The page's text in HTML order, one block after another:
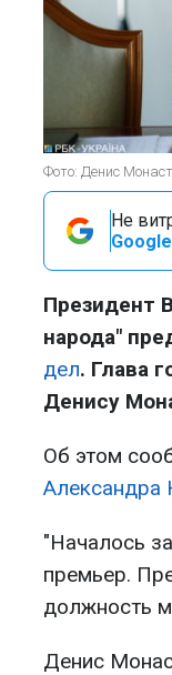
Фото: Денис
Не
Google
Президент
народа"
дел. Глава
Денису
Об этом
Александра
"Началось
премьер.
должность
Денис